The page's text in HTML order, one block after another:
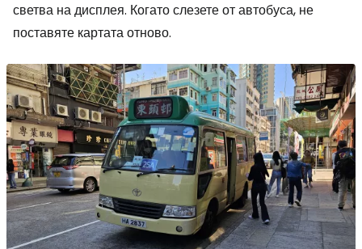
светва на дисплея. Когато слезете от автобуса, не
поставяте картата отново.